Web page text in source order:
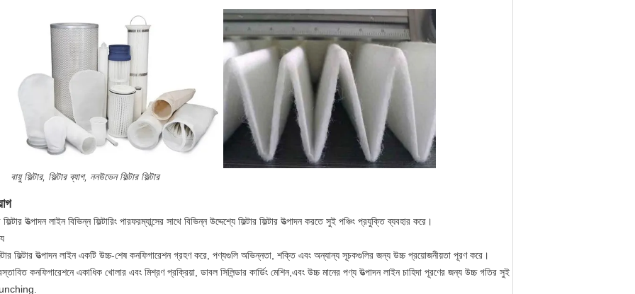
বায়ু ফিল্টার, ফিল্টার ব্যাগ, ননউভেন ফিল্টার ফিল্টার
ফিল্টার উত্পাদন লাইন বিভিন্ন ফিল্টারিং পারফরম্যান্সের সাথে বিভিন্ন উদ্দেশ্যে ফিল্টার ফিল্টার উত্পাদন করতে সুই পঞ্চিং প্রযুক্তি ব্যবহার করে।
ফিল্টার উত্পাদন লাইন একটি উচ্চ-শেষ কনফিগারেশন গ্রহণ করে, পণ্যগুলি অভিন্নতা, শক্তি এবং অন্যান্য সূচকগুলির জন্য উচ্চ প্রয়োজনীয়তা পূরণ করে।
কনফিগারেশনে একাধিক খোলার এবং মিশ্রণ প্রক্রিয়া, ডাবল সিলিন্ডার কার্ডিং মেশিন,এবং উচ্চ মানের পণ্য উত্পাদন লাইন চাহিদা পূরণের জন্য উচ্চ গতির সুই